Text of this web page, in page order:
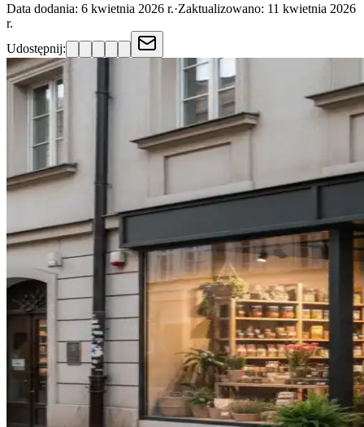
Data dodania: 6 kwietnia 2026 r.·Zaktualizowano: 11 kwietnia 2026
r.
Udostępnij: